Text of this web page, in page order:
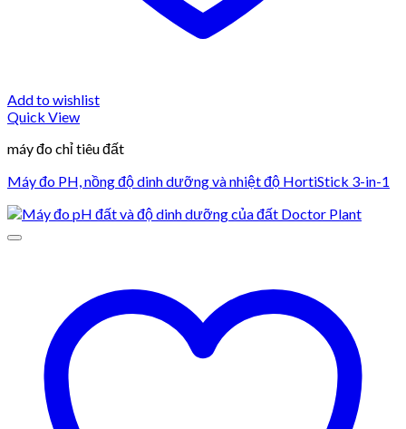
Add to wishlist
Quick View
máy đo chỉ tiêu đất
Máy đo PH, nồng độ dinh dưỡng và nhiệt độ HortiStick 3-in-1